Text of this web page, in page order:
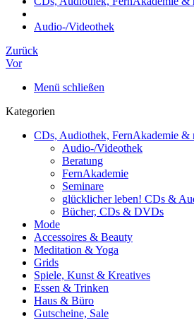
Audio-/Videothek
Zurück
Vor
Menü schließen
Kategorien
CDs, Audiothek, FernAkademie &
Audio-/Videothek
Beratung
FernAkademie
Seminare
glücklicher leben! CDs &
Bücher, CDs & DVDs
Mode
Accessoires & Beauty
Meditation & Yoga
Grids
Spiele, Kunst & Kreatives
Essen & Trinken
Haus & Büro
Gutscheine, Sale